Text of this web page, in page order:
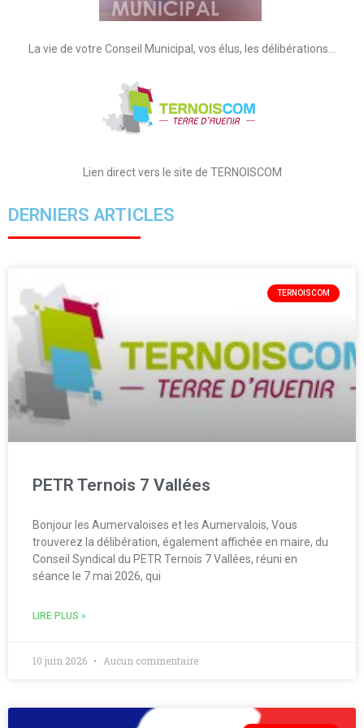
La vie de votre Conseil Municipal, vos élus, les délibérations…
Lien direct vers le site de TERNOISCOM
DERNIERS ARTICLES
TERNOISCOM
PETR Ternois 7 Vallées
Bonjour les Aumervaloises et les Aumervalois, Vous
trouverez la délibération, également affichée en maire, du
Conseil Syndical du PETR Ternois 7 Vallées, réuni en
séance le 7 mai 2026, qui
LIRE PLUS »
10 juin 2026 Aucun commentaire